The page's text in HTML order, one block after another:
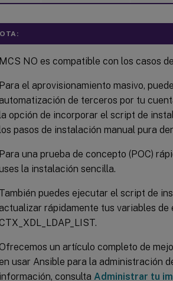
MCS NO es compatible con los casos
Para el aprovisionamiento masivo,
automatización de terceros por tu
la opción de incorporar el script de
los pasos de instalación manual pura
Para una prueba de concepto (POC)
la instalación sencilla.
También puedes ejecutar el script de
actualizar rápidamente tus variables de
CTX_XDL_LDAP_LIST.
Ofrecemos un artículo completo de
usar Ansible para la administración
información, consulta Administrar tu